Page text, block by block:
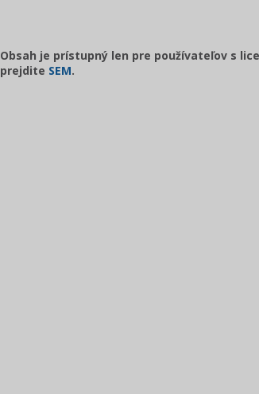
Obsah je prístupný len pre používateľov s
prejdite SEM.